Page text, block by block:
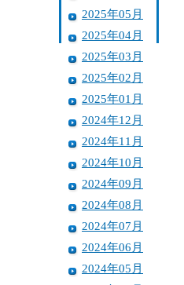
2025年05月
2025年04月
2025年03月
2025年02月
2025年01月
2024年12月
2024年11月
2024年10月
2024年09月
2024年08月
2024年07月
2024年06月
2024年05月